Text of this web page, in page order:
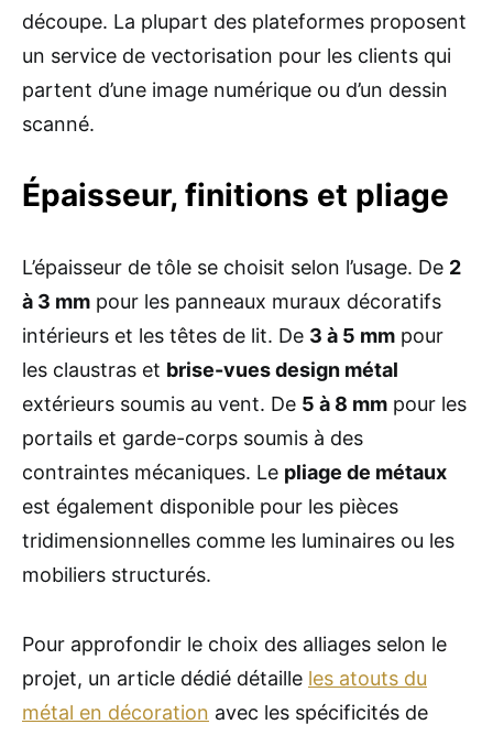
découpe. La plupart des plateformes proposent
un service de vectorisation pour les clients qui
partent d’une image numérique ou d’un dessin
scanné.
Épaisseur, finitions et pliage
L’épaisseur de tôle se choisit selon l’usage. De 2
à 3 mm pour les panneaux muraux décoratifs
intérieurs et les têtes de lit. De 3 à 5 mm pour
les claustras et brise-vues design métal
extérieurs soumis au vent. De 5 à 8 mm pour les
portails et garde-corps soumis à des
contraintes mécaniques. Le pliage de métaux
est également disponible pour les pièces
tridimensionnelles comme les luminaires ou les
mobiliers structurés.
Pour approfondir le choix des alliages selon le
projet, un article dédié détaille les atouts du
métal en décoration avec les spécificités de